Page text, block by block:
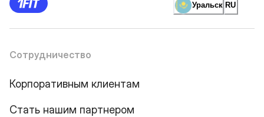
Уральск RU
Сотрудничество
Корпоративным клиентам
Стать нашим партнером